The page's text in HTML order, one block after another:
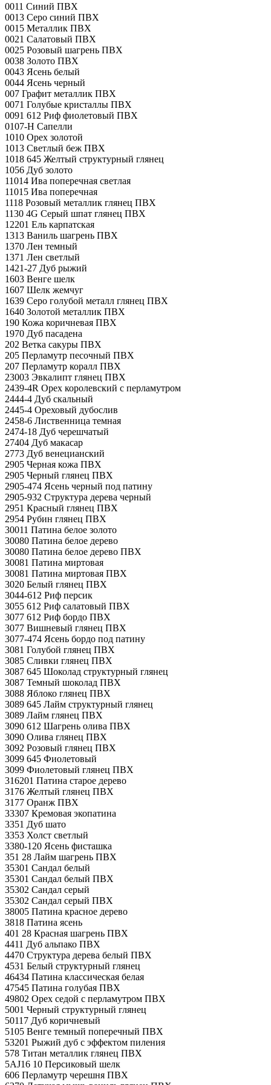
0011 Синий ПВХ
0013 Серо синий ПВХ
0015 Металлик ПВХ
0021 Салатовый ПВХ
0025 Розовый шагрень ПВХ
0038 Золото ПВХ
0043 Ясень белый
0044 Ясень черный
007 Графит металлик ПВХ
0071 Голубые кристаллы ПВХ
0091 612 Риф фиолетовый ПВХ
0107-H Сапелли
1010 Орех золотой
1013 Светлый беж ПВХ
1018 645 Желтый структурный глянец
1056 Дуб золото
11014 Ива поперечная светлая
11015 Ива поперечная
1118 Розовый металлик глянец ПВХ
1130 4G Серый шпат глянец ПВХ
12201 Ель карпатская
1313 Ваниль шагрень ПВХ
1370 Лен темный
1371 Лен светлый
1421-27 Дуб рыжий
1603 Венге шелк
1607 Шелк жемчуг
1639 Серо голубой металл глянец ПВХ
1640 Золотой металлик ПВХ
190 Кожа коричневая ПВХ
1970 Дуб пасадена
202 Ветка сакуры ПВХ
205 Перламутр песочный ПВХ
207 Перламутр коралл ПВХ
23003 Эвкалипт глянец ПВХ
2439-4R Орех королевский с перламутром
2444-4 Дуб скальный
2445-4 Ореховый дубослив
2458-6 Лиственница темная
2474-18 Дуб черешчатый
27404 Дуб макасар
2773 Дуб венецианский
2905 Черная кожа ПВХ
2905 Черный глянец ПВХ
2905-474 Ясень черный под патину
2905-932 Структура дерева черный
2951 Красный глянец ПВХ
2954 Рубин глянец ПВХ
30011 Патина белое золото
30080 Патина белое дерево
30080 Патина белое дерево ПВХ
30081 Патина миртовая
30081 Патина миртовая ПВХ
3020 Белый глянец ПВХ
3044-612 Риф персик
3055 612 Риф салатовый ПВХ
3077 612 Риф бордо ПВХ
3077 Вишневый глянец ПВХ
3077-474 Ясень бордо под патину
3081 Голубой глянец ПВХ
3085 Сливки глянец ПВХ
3087 645 Шоколад структурный глянец
3087 Темный шоколад ПВХ
3088 Яблоко глянец ПВХ
3089 645 Лайм структурный глянец
3089 Лайм глянец ПВХ
3090 612 Шагрень олива ПВХ
3090 Олива глянец ПВХ
3092 Розовый глянец ПВХ
3099 645 Фиолетовый
3099 Фиолетовый глянец ПВХ
316201 Патина старое дерево
3176 Желтый глянец ПВХ
3177 Оранж ПВХ
33307 Кремовая экопатина
3351 Дуб шато
3353 Холст светлый
3380-120 Ясень фисташка
351 28 Лайм шагрень ПВХ
35301 Сандал белый
35301 Сандал белый ПВХ
35302 Сандал серый
35302 Сандал серый ПВХ
38005 Патина красное дерево
3818 Патина ясень
401 28 Красная шагрень ПВХ
4411 Дуб альпако ПВХ
4470 Структура дерева белый ПВХ
4531 Белый структурный глянец
46434 Патина классическая белая
47545 Патина голубая ПВХ
49802 Орех седой с перламутром ПВХ
5001 Черный структурный глянец
50117 Дуб коричневый
5105 Венге темный поперечный ПВХ
53201 Рыжий дуб с эффектом пиления
578 Титан металлик глянец ПВХ
5AJ16 10 Персиковый шелк
606 Перламутр черешня ПВХ